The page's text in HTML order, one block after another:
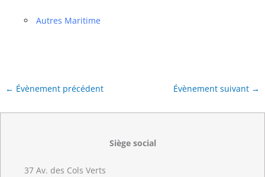
Autres Maritime
← Évènement précédent Évènement suivant →
Siège social
37 Av. des Cols Verts